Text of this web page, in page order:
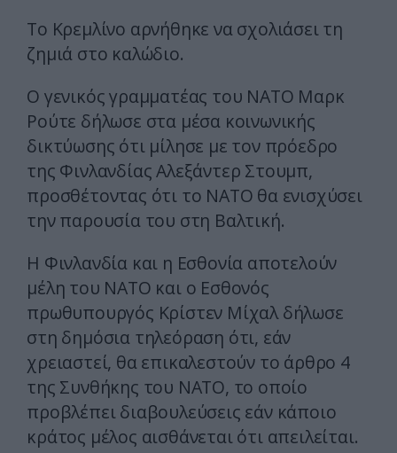
Το Κρεμλίνο αρνήθηκε να σχολιάσει τη
ζημιά στο καλώδιο.
Ο γενικός γραμματέας του ΝΑΤΟ Μαρκ
Ρούτε δήλωσε στα μέσα κοινωνικής
δικτύωσης ότι μίλησε με τον πρόεδρο
της Φινλανδίας Αλεξάντερ Στουμπ,
προσθέτοντας ότι το ΝΑΤΟ θα ενισχύσει
την παρουσία του στη Βαλτική.
Η Φινλανδία και η Εσθονία αποτελούν
μέλη του ΝΑΤΟ και ο Εσθονός
πρωθυπουργός Κρίστεν Μίχαλ δήλωσε
στη δημόσια τηλεόραση ότι, εάν
χρειαστεί, θα επικαλεστούν το άρθρο 4
της Συνθήκης του ΝΑΤΟ, το οποίο
προβλέπει διαβουλεύσεις εάν κάποιο
κράτος μέλος αισθάνεται ότι απειλείται.